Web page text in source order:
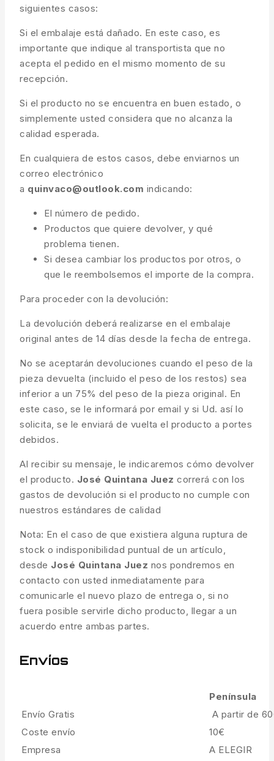
siguientes casos:
Si el embalaje está dañado. En este caso, es
importante que indique al transportista que no
acepta el pedido en el mismo momento de su
recepción.
Si el producto no se encuentra en buen estado, o
simplemente usted considera que no alcanza la
calidad esperada.
En cualquiera de estos casos, debe enviarnos un
correo electrónico
a quinvaco@outlook.com indicando:
El número de pedido.
Productos que quiere devolver, y qué
problema tienen.
Si desea cambiar los productos por otros, o
que le reembolsemos el importe de la compra.
Para proceder con la devolución:
La devolución deberá realizarse en el embalaje
original antes de 14 días desde la fecha de entrega.
No se aceptarán devoluciones cuando el peso de la
pieza devuelta (incluido el peso de los restos) sea
inferior a un 75% del peso de la pieza original. En
este caso, se le informará por email y si Ud. así lo
solicita, se le enviará de vuelta el producto a portes
debidos.
Al recibir su mensaje, le indicaremos cómo devolver
el producto. José Quintana Juez correrá con los
gastos de devolución si el producto no cumple con
nuestros estándares de calidad
Nota: En el caso de que existiera alguna ruptura de
stock o indisponibilidad puntual de un artículo,
desde José Quintana Juez nos pondremos en
contacto con usted inmediatamente para
comunicarle el nuevo plazo de entrega o, si no
fuera posible servirle dicho producto, llegar a un
acuerdo entre ambas partes.
Envíos
Península
Envío Gratis
A partir de
Coste envío
10€
Empresa
A ELEGIR